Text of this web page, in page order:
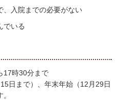
、入院までの必要がない
でいる
17時30分まで
日まで）、年末年始（12月29日